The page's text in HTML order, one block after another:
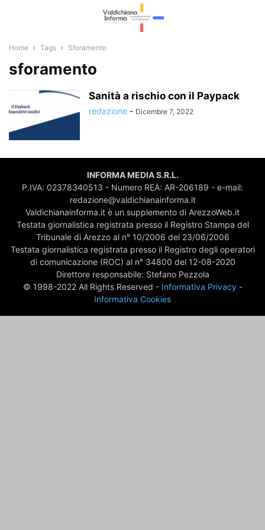
Home Tags Sforamento
sforamento
Sanità a rischio con il Paypack
redazione - Dicembre 7, 2022
INFORMA MEDIA S.R.L.
P.IVA: 02378340513 - Numero REA: AR-206189 - e-mail:
redazione@valdichianainforma.it
Valdichianainforma.it è un supplemento di ArezzoWeb.it
Testata giornalistica registrata presso il Registro Stampa del
Tribunale di Arezzo al n° 10/2006 del 23/06/2006
Testata giornalistica registrata presso il Registro degli operatori
di comunicazione (ROC) al n° 34800 del 12-08-2020
Direttore responsabile: Stefano Pezzola
© 1998-2022 All Rights Reserved - Informativa Privacy-
Informativa Cookies